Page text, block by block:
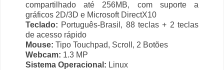
compartilhado até 256MB, com suporte a
gráficos 2D/3D e Microsoft DirectX10
Teclado: Português-Brasil, 88 teclas + 2 teclas
de acesso rápido
Mouse: Tipo Touchpad, Scroll, 2 Botões
Webcam: 1.3 MP
Sistema Operacional: Linux